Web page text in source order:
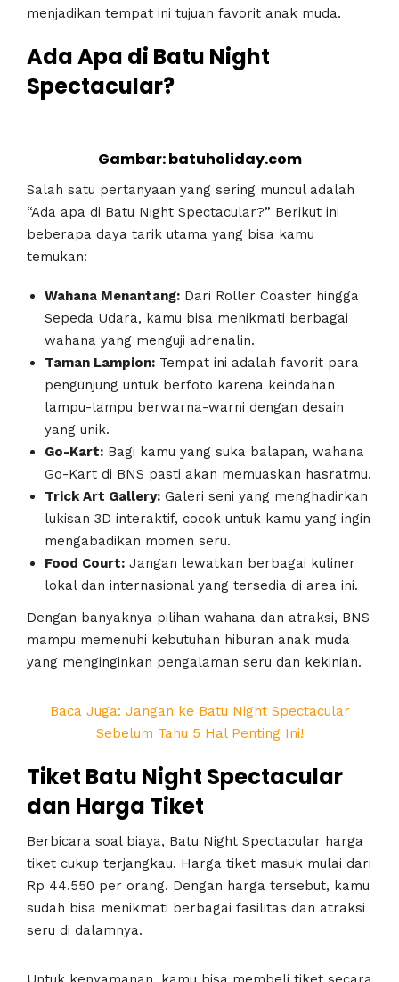
menjadikan tempat ini tujuan favorit anak muda.
Ada Apa di Batu Night
Spectacular?
Gambar: batuholiday.com
Salah satu pertanyaan yang sering muncul adalah
“Ada apa di Batu Night Spectacular?” Berikut ini
beberapa daya tarik utama yang bisa kamu
temukan:
Wahana Menantang: Dari Roller Coaster hingga
Sepeda Udara, kamu bisa menikmati berbagai
wahana yang menguji adrenalin.
Taman Lampion: Tempat ini adalah favorit para
pengunjung untuk berfoto karena keindahan
lampu-lampu berwarna-warni dengan desain
yang unik.
Go-Kart: Bagi kamu yang suka balapan, wahana
Go-Kart di BNS pasti akan memuaskan hasratmu.
Trick Art Gallery: Galeri seni yang menghadirkan
lukisan 3D interaktif, cocok untuk kamu yang ingin
mengabadikan momen seru.
Food Court: Jangan lewatkan berbagai kuliner
lokal dan internasional yang tersedia di area ini.
Dengan banyaknya pilihan wahana dan atraksi, BNS
mampu memenuhi kebutuhan hiburan anak muda
yang menginginkan pengalaman seru dan kekinian.
Baca Juga: Jangan ke Batu Night Spectacular
Sebelum Tahu 5 Hal Penting Ini!
Tiket Batu Night Spectacular
dan Harga Tiket
Berbicara soal biaya, Batu Night Spectacular harga
tiket cukup terjangkau. Harga tiket masuk mulai dari
Rp 44.550 per orang. Dengan harga tersebut, kamu
sudah bisa menikmati berbagai fasilitas dan atraksi
seru di dalamnya.